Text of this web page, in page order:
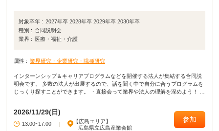
対象卒年 : 2027年卒 2028年卒 2029年卒 2030年卒
種別 : 合同説明会
業界 :
医療・福祉・介護
属性 : 業界研究・企業研究・職種研究
インターンシップ＆キャリアプログラムなどを開催する法人が集結する合同説
明会です。 多数の法人が出展するので、話を聞く中で自分に合うプログラムを
じっくり探すことができます。 ・直接会って業界や法人の理解を深めよう！ ・
2026/11/29(日)
13:00~17:00 |
【広島エリア】
広島県立広島産業会館
参加